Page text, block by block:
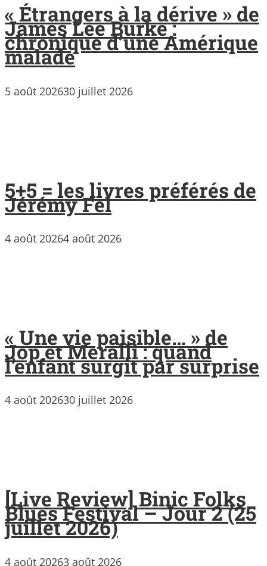
« Étrangers à la dérive » de
James Lee Burke :
chronique d’une Amérique
malade
5 août 202630 juillet 2026
5+5 = les livres préférés de
Jérémy Fel
4 août 20264 août 2026
« Une vie paisible… » de
Jop et Meralli : quand
l’enfant surgit par surprise
4 août 202630 juillet 2026
[Live Review] Binic Folks
Blues Festival – Jour 2 (25
juillet 2026)
4 août 20263 août 2026